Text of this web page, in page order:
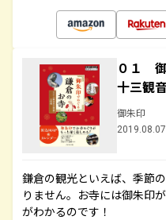
０１
十三観
御朱印
鎌倉の観光といえば、季節
りません。お寺には御朱印
がわかるのです！